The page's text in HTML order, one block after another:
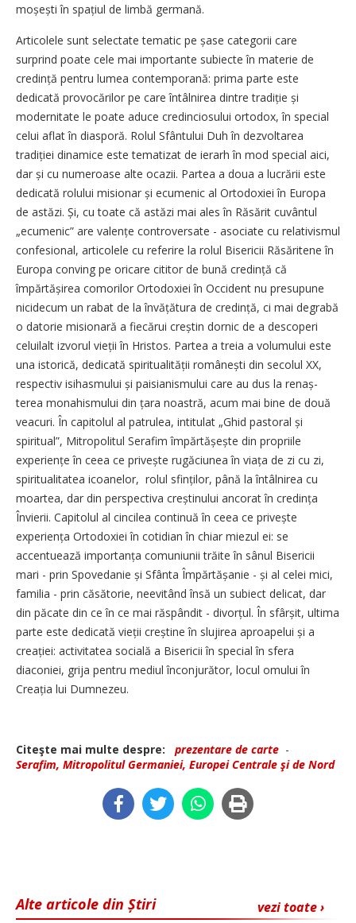
mo­șești în spațiul de limbă germană.
Articolele sunt selectate tematic pe șase categorii care
surprind poate cele mai importante subiecte în materie de
credință pentru lumea contemporană: prima parte este
dedicată provocărilor pe care întâlnirea dintre tradiție și
modernitate le poate aduce credinciosului ortodox, în special
celui aflat în diasporă. Rolul Sfântului Duh în dezvoltarea
tradiției dinamice este tematizat de ierarh în mod special aici,
dar și cu numeroase alte ocazii. Partea a doua a lucrării este
dedicată rolului misionar și ecumenic al Ortodoxiei în Europa
de astăzi. Și, cu toate că astăzi mai ales în Răsărit cuvântul
„ecumenic” are valențe controversate - asociate cu relativismul
confesional, articolele cu referire la rolul Bisericii Răsăritene în
Europa conving pe oricare cititor de bună credință că
împărtășirea comorilor Ortodoxiei în Occident nu presupune
nicidecum un rabat de la învățătura de credință, ci mai degrabă
o datorie misionară a fiecărui creștin dornic de a descoperi
celuilalt izvorul vieții în Hristos. Partea a treia a volumului este
una istorică, dedicată spiri­tualității românești din secolul XX,
respectiv isihasmului și paisianismului care au dus la renaș­
terea monahismului din țara noastră, acum mai bine de două
veacuri. În capitolul al patrulea, intitulat „Ghid pastoral și
spiritual”, Mitropolitul Serafim împărtășește din propriile
experiențe în ceea ce privește rugăciunea în viața de zi cu zi,
spiritualitatea icoanelor, rolul sfinților, până la întâlnirea cu
moartea, dar din perspectiva creș­tinului ancorat în credința
Învierii. Capitolul al cincilea continuă în ceea ce privește
experiența Ortodoxiei în cotidian în chiar miezul ei: se
accentuează importanța comuniunii trăite în sânul Bisericii
mari - prin Spovedanie și Sfânta Împărtășanie - și al celei mici,
familia - prin căsătorie, neevitând însă un subiect delicat, dar
din păcate din ce în ce mai răspândit - divor­țul. În sfârșit, ultima
parte este dedicată vieții creștine în slujirea aproapelui și a
creației: activitatea socială a Bisericii în special în sfera
diaconiei, grija pentru mediul înconjurător, locul omului în
Creația lui Dumnezeu.
Citeşte mai multe despre: prezentare de carte -
Serafim, Mitropolitul Germaniei, Europei Centrale şi de Nord
vezi toate ›
Alte articole din Știri